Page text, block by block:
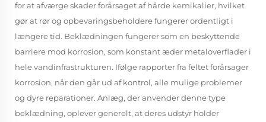
for at afværge skader forårsaget af hårde kemikalier, hvilket
gør at rør og opbevaringsbeholdere fungerer ordentligt i
længere tid. Beklædningen fungerer som en beskyttende
barriere mod korrosion, som konstant æder metaloverflader i
hele vandinfrastrukturen. Ifølge rapporter fra feltet forårsager
korrosion, når den går ud af kontrol, alle mulige problemer
og dyre reparationer. Anlæg, der anvender denne type
beklædning, oplever generelt, at deres udstyr holder